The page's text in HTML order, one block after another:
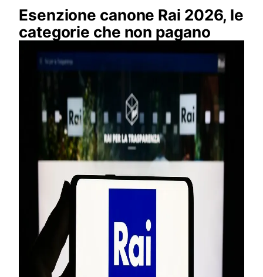
Esenzione canone Rai 2026, le
categorie che non pagano